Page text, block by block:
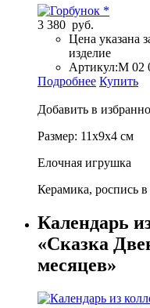
3 380 руб.
Цена указана
изделие
Артикул:М 02
Подробнее Купить
Добавить в
Размер: 11х9х4 см
Елочная игрушка
Керамика, роспись
Календарь
«Сказка
месяцев»